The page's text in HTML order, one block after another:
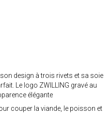
design à trois rivets et sa soie
Le logo ZWILLING gravé au
élégante
couper la viande, le poisson et